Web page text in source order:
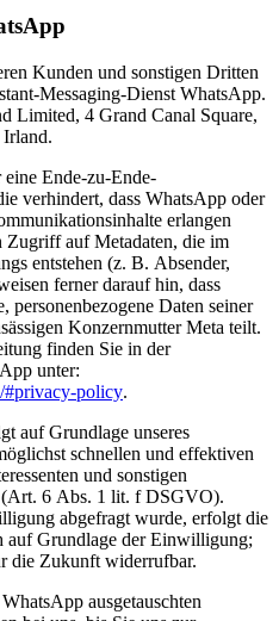
Kunden und sonstigen Dritten
Messaging-Dienst WhatsApp.
Limited, 4 Grand Canal Square,
Ende-zu-Ende-
verhindert, dass WhatsApp oder
erlangen
Zugriff auf Metadaten, die im
entstehen (z. B. Absender,
ferner darauf hin, dass
personenbezogene Daten seiner
Konzernmutter Meta teilt.
finden Sie in der
unter:
#privacy-policy.
auf Grundlage unseres
schnellen und effektiven
und sonstigen
(Art. 6 Abs. 1 lit. f DSGVO).
abgefragt wurde, erfolgt die
auf Grundlage der Einwilligung;
die Zukunft widerrufbar.
ausgetauschten